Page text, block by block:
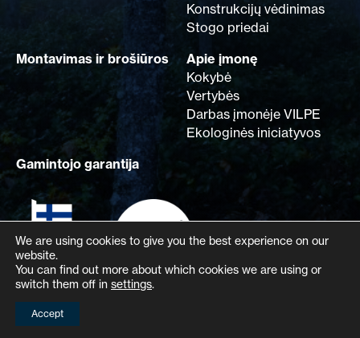
Konstrukcijų vėdinimas
Stogo priedai
Montavimas ir brošiūros
Apie įmonę
Kokybė
Vertybės
Darbas įmonėje VILPE
Ekologinės iniciatyvos
Gamintojo garantija
We are using cookies to give you the best experience on our
website.
You can find out more about which cookies we are using or
switch them off in settings.
Accept